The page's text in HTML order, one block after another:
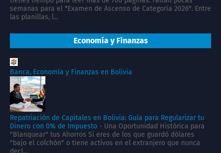
semanas para el *Examen de Ascenso de Categoría 2026*. Entre
las planillas, l...
Economía y Finanzas
Banca, Economía y Finanzas en Bolivia
Repatriación de Capitales en Bolivia: Guía para Regularizar tu
Dinero con 0% de Impuesto - Una Oportunidad Histórica para
"Blanquear" tus Ahorros Si eres de los que guardó dólares
"bajo el colchón" o tiene activos en el extranjero que nunca
decl...